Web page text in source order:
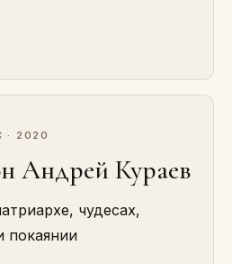
· 2020
Андрей Кураев
чудесах,
покаянии